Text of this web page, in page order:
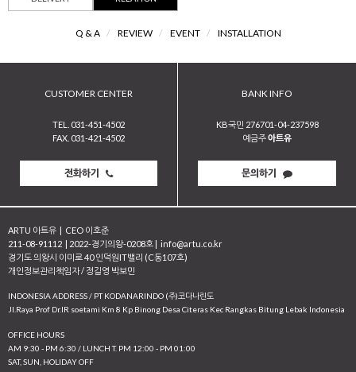
Q & A / REVIEW / EVENT / INSTALLATION
CUSTOMER CENTER
TEL. 031-451-4502
FAX. 031-421-4502
전화하기
BANK INFO
KB국민 276701-04-237598
예금주아트유
문의하기
ARTU 아트유 | CEO 이호준
211-08-91112 | 2022-경기의왕-0208호 | info@artu.co.kr
경기도 의왕시 이미로 40 인덕원IT밸리 (C동107호)
개인정보관리책임자 / 정길영 박보민
INDONESIA ADDRESS / PT KODANARINDO (주)코다나린도
JI.Raya Prof Dr.IR soetami Km 8 Kp Binong Desa Citeras Kec Rangkas Bitung Lebak Indonesia
OFFICE HOURS
AM 9:30 - PM 6:30 / LUNCH T. PM 12:00 - PM 01:00
SAT, SUN, HOLIDAY OFF